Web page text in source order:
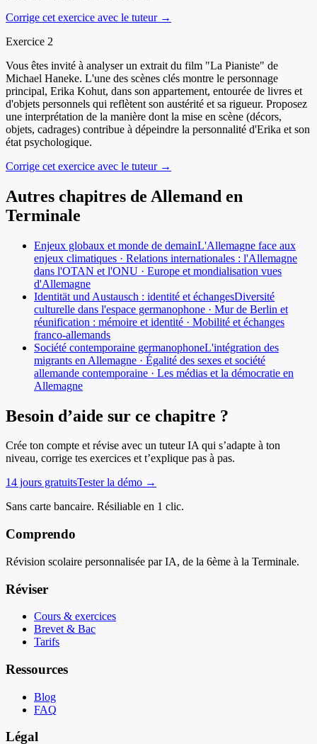
Corrige cet exercice avec le tuteur →
Exercice 2
Vous êtes invité à analyser un extrait du film "La Pianiste" de
Michael Haneke. L'une des scènes clés montre le personnage
principal, Erika Kohut, dans son appartement, entourée de livres et
d'objets personnels qui reflètent son austérité et sa rigueur. Proposez
une interprétation de la manière dont la mise en scène (décors,
objets, cadrages) contribue à dépeindre la personnalité d'Erika et son
état psychologique.
Corrige cet exercice avec le tuteur →
Autres chapitres de Allemand en
Terminale
Enjeux globaux et monde de demainL'Allemagne face aux
enjeux climatiques · Relations internationales : l'Allemagne
dans l'OTAN et l'ONU · Europe et mondialisation vues
d'Allemagne
Identität und Austausch : identité et échangesDiversité
culturelle dans l'espace germanophone · Mur de Berlin et
réunification : mémoire et identité · Mobilité et échanges
franco-allemands
Société contemporaine germanophoneL'intégration des
migrants en Allemagne · Égalité des sexes et société
allemande contemporaine · Les médias et la démocratie en
Allemagne
Besoin d’aide sur ce chapitre ?
Crée ton compte et révise avec un tuteur IA qui s’adapte à ton
niveau, corrige tes exercices et t’explique pas à pas.
14 jours gratuitsTester la démo →
Sans carte bancaire. Résiliable en 1 clic.
Comprendo
Révision scolaire personnalisée par IA, de la 6ème à la Terminale.
Réviser
Cours & exercices
Brevet & Bac
Tarifs
Ressources
Blog
FAQ
Légal